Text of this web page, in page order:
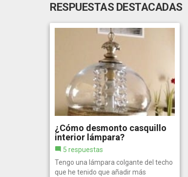
RESPUESTAS DESTACADAS
¿Cómo desmonto casquillo
interior lámpara?
5 respuestas
Tengo una lámpara colgante del techo
que he tenido que añadir más